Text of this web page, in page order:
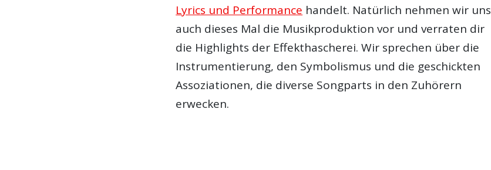
Lyrics und Performance handelt. Natürlich nehmen wir uns
auch dieses Mal die Musikproduktion vor und verraten dir
die Highlights der Effekthascherei. Wir sprechen über die
Instrumentierung, den Symbolismus und die geschickten
Assoziationen, die diverse Songparts in den Zuhörern
erwecken.